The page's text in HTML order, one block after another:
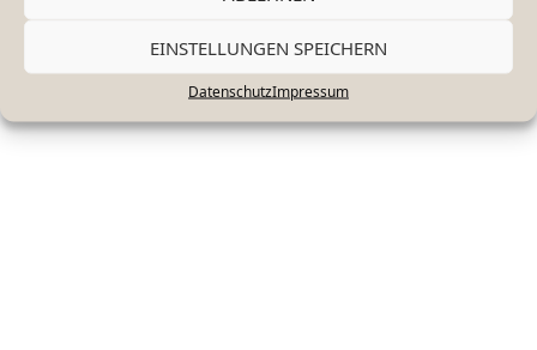
EINSTELLUNGEN SPEICHERN
DatenschutzImpressum